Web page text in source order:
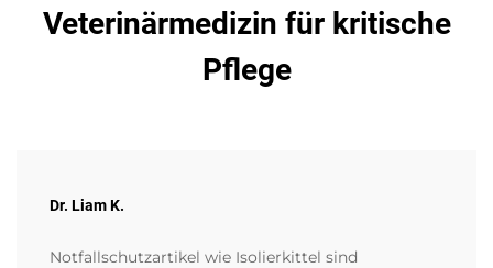
Veterinärmedizin für kritische
Pflege
Dr. Liam K.
Notfallschutzartikel wie Isolierkittel sind